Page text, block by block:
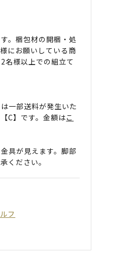
。梱包材の開梱・処
にお願いしている商
名様以上での組立て
一部送料が発生いた
C】です。金額はこ
具が見えます。脚部
ください。
フ